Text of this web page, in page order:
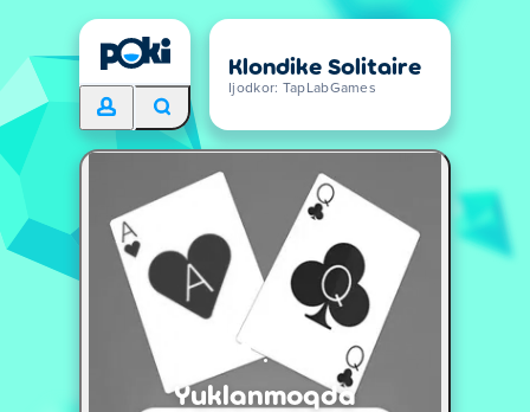
Klondike Solitaire
Ijodkor: TapLabGames
Yuklanmoqda